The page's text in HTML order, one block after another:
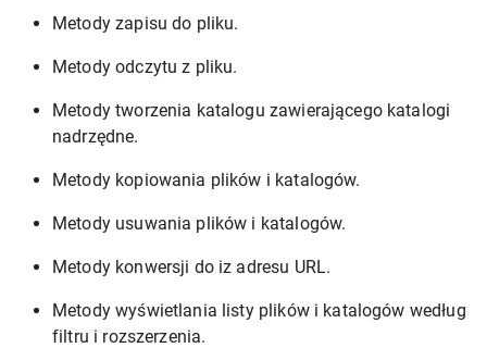
Metody zapisu do pliku.
Metody odczytu z pliku.
Metody tworzenia katalogu zawierającego katalogi
nadrzędne.
Metody kopiowania plików i katalogów.
Metody usuwania plików i katalogów.
Metody konwersji do iz adresu URL.
Metody wyświetlania listy plików i katalogów według
filtru i rozszerzenia.